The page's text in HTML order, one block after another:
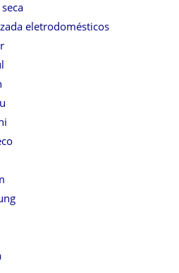
eletrodomésticos